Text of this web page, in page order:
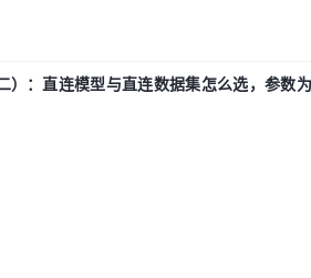
）：直连模型与直连数据集怎么选，参数